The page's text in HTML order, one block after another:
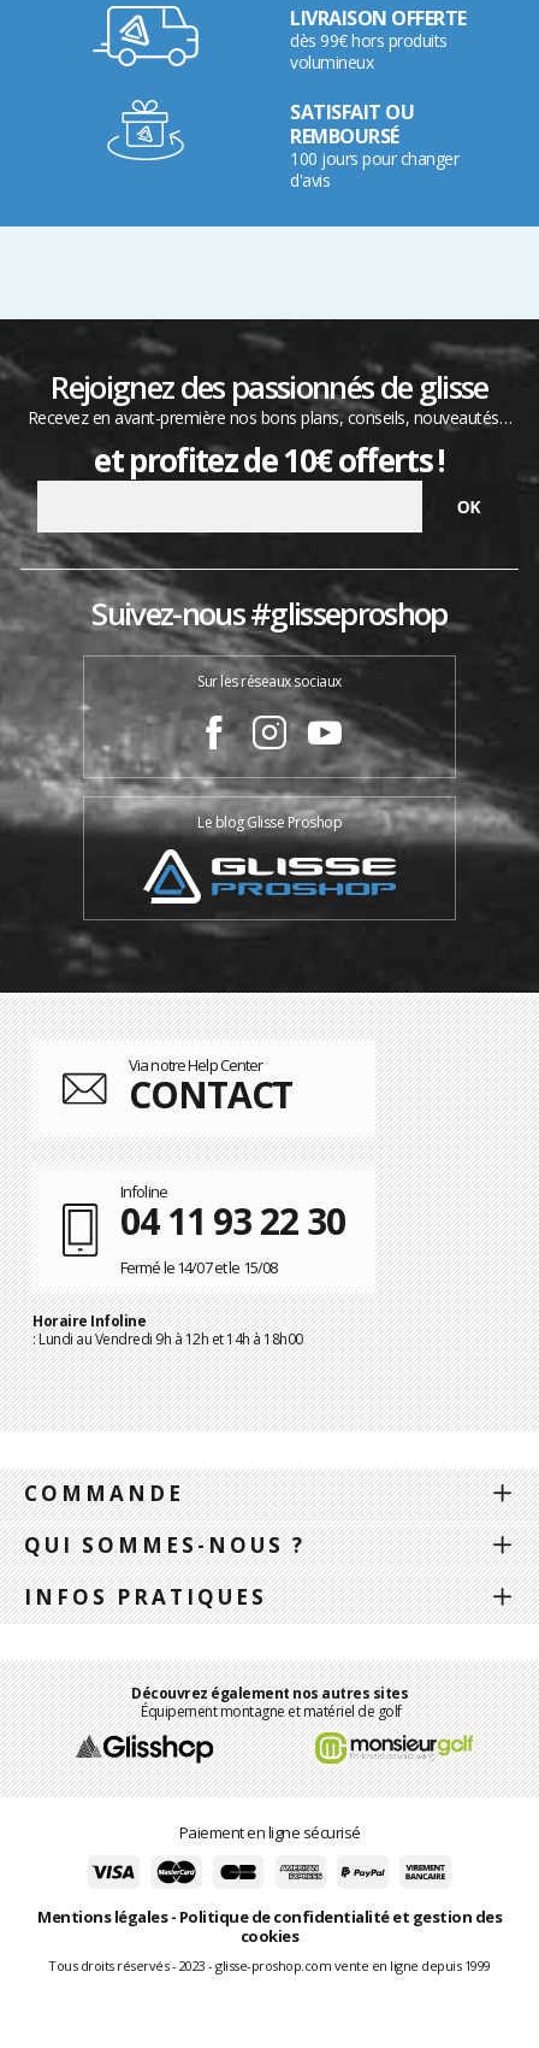
LIVRAISON OFFERTE
dès 99€ hors produits
volumineux
SATISFAIT OU
REMBOURSÉ
100 jours pour changer
d'avis
Rejoignez des passionnés de glisse
Recevez en avant-première nos bons plans, conseils, nouveautés…
et profitez de 10€ offerts !
Suivez-nous #glisseproshop
Sur les réseaux sociaux
Le blog Glisse Proshop
Via notre Help Center
CONTACT
Infoline
04 11 93 22 30
Fermé le 14/07 et le 15/08
Horaire Infoline
: Lundi au Vendredi 9h à 12h et 14h à 18h00
COMMANDE
QUI SOMMES-NOUS ?
INFOS PRATIQUES
Découvrez également nos autres sites
Équipement montagne et matériel de golf
Paiement en ligne sécurisé
Mentions légales- Politique de confidentialité et gestion des
cookies
Tous droits réservés - 2023 - glisse-proshop.com vente en ligne depuis 1999